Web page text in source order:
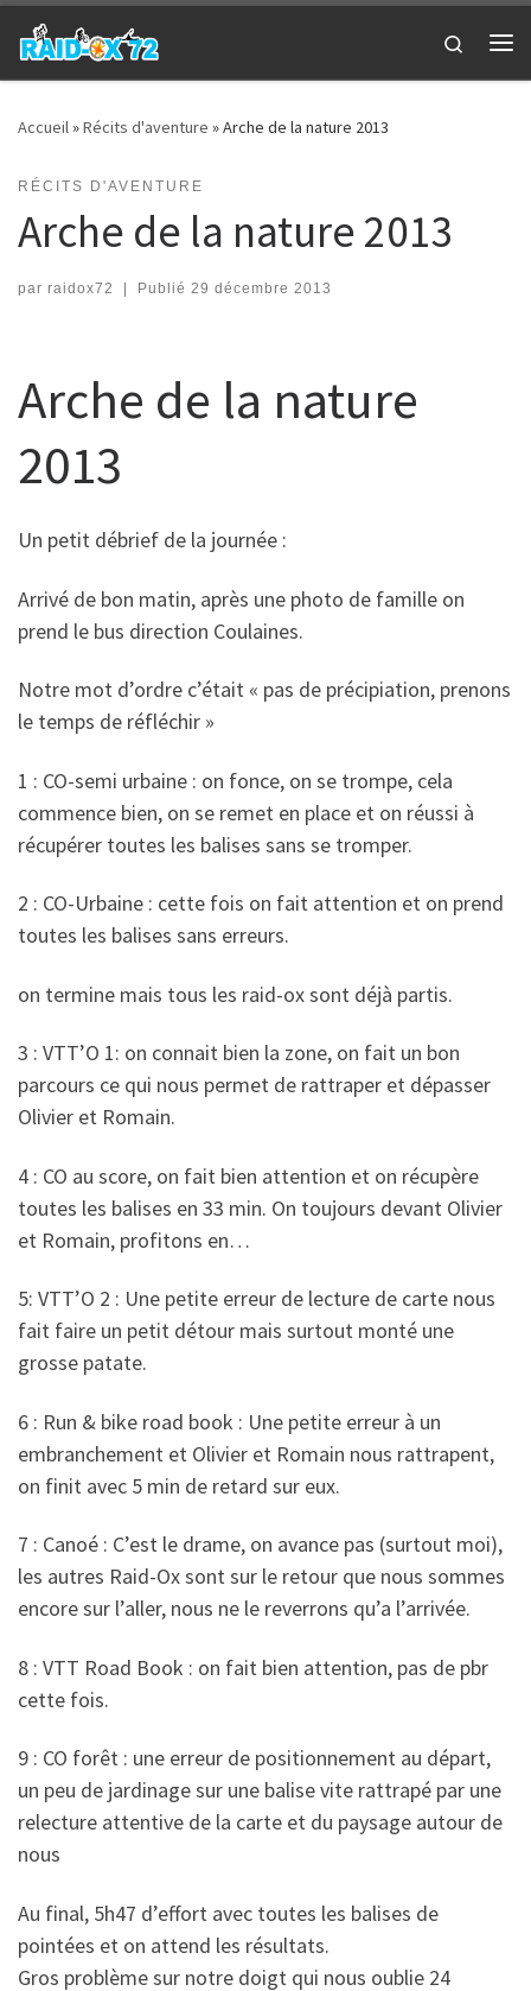
Passer au contenu
Search
Accueil»Récits d'aventure »Arche de la nature 2013
RÉCITS D'AVENTURE
Arche de la nature 2013
par raidox72 | Publié 29 décembre 2013
Arche de la nature
2013
Un petit débrief de la journée :
Arrivé de bon matin, après une photo de famille on
prend le bus direction Coulaines.
Notre mot d’ordre c’était « pas de précipiation, prenons
le temps de réfléchir »
1 : CO-semi urbaine : on fonce, on se trompe, cela
commence bien, on se remet en place et on réussi à
récupérer toutes les balises sans se tromper.
2 : CO-Urbaine : cette fois on fait attention et on prend
toutes les balises sans erreurs.
on termine mais tous les raid-ox sont déjà partis.
3 : VTT’O 1: on connait bien la zone, on fait un bon
parcours ce qui nous permet de rattraper et dépasser
Olivier et Romain.
4 : CO au score, on fait bien attention et on récupère
toutes les balises en 33 min. On toujours devant Olivier
et Romain, profitons en…
5: VTT’O 2 : Une petite erreur de lecture de carte nous
fait faire un petit détour mais surtout monté une
grosse patate.
6 : Run & bike road book : Une petite erreur à un
embranchement et Olivier et Romain nous rattrapent,
on finit avec 5 min de retard sur eux.
7 : Canoé : C’est le drame, on avance pas (surtout moi),
les autres Raid-Ox sont sur le retour que nous sommes
encore sur l’aller, nous ne le reverrons qu’a l’arrivée.
8 : VTT Road Book : on fait bien attention, pas de pbr
cette fois.
9 : CO forêt : une erreur de positionnement au départ,
un peu de jardinage sur une balise vite rattrapé par une
relecture attentive de la carte et du paysage autour de
nous
Au final, 5h47 d’effort avec toutes les balises de
pointées et on attend les résultats.
Gros problème sur notre doigt qui nous oublie 24